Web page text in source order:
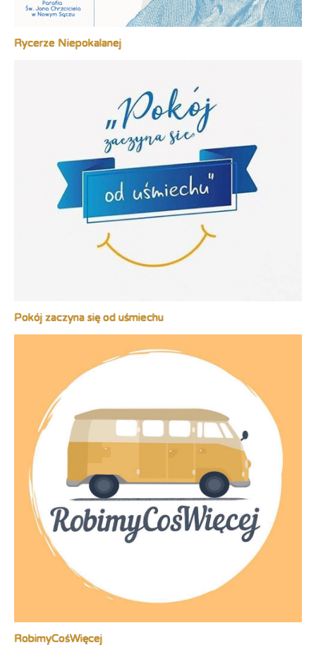
Rycerze Niepokalanej
Pokój zaczyna się od uśmiechu
RobimyCośWięcej